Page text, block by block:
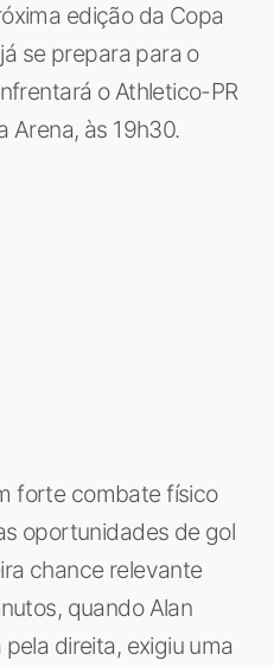
edição da Copa
se prepara para o
o Athletico-PR
Arena, às 19h30.
forte combate físico
oportunidades de gol
chance relevante
quando Alan
direita, exigiu uma